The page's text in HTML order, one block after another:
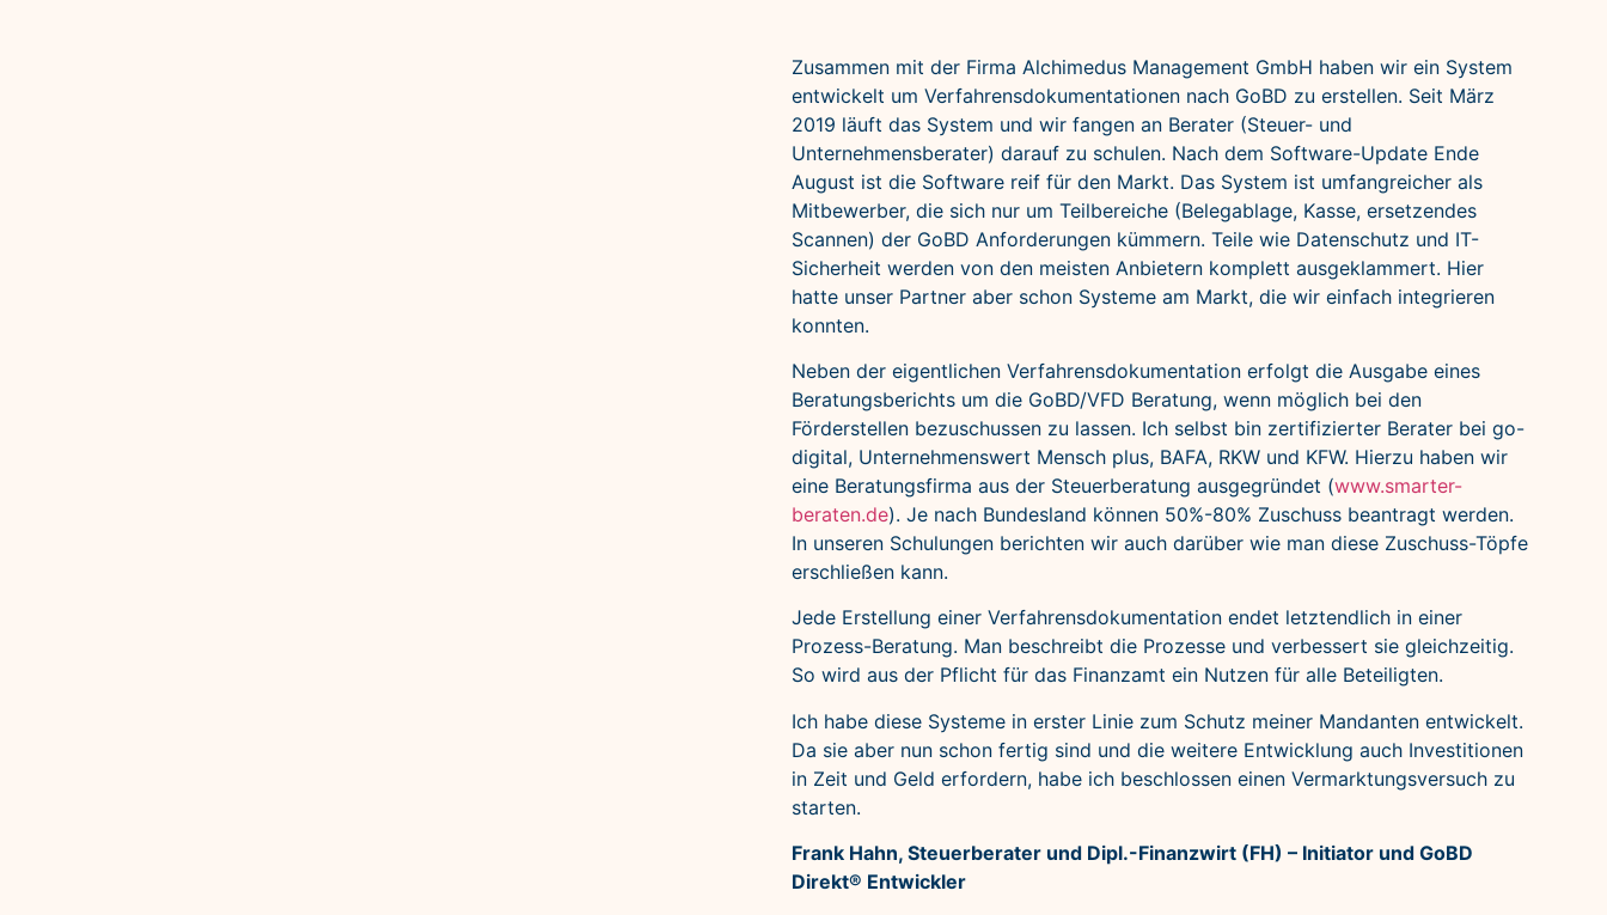
Zusammen mit der Firma Alchimedus Management GmbH haben wir ein System
entwickelt um Verfahrensdokumentationen nach GoBD zu erstellen. Seit März
2019 läuft das System und wir fangen an Berater (Steuer- und
Unternehmensberater) darauf zu schulen. Nach dem Software-Update Ende
August ist die Software reif für den Markt. Das System ist umfangreicher als
Mitbewerber, die sich nur um Teilbereiche (Belegablage, Kasse, ersetzendes
Scannen) der GoBD Anforderungen kümmern. Teile wie Datenschutz und IT-
Sicherheit werden von den meisten Anbietern komplett ausgeklammert. Hier
hatte unser Partner aber schon Systeme am Markt, die wir einfach integrieren
konnten.
Neben der eigentlichen Verfahrensdokumentation erfolgt die Ausgabe eines
Beratungsberichts um die GoBD/VFD Beratung, wenn möglich bei den
Förderstellen bezuschussen zu lassen. Ich selbst bin zertifizierter Berater bei go-
digital, Unternehmenswert Mensch plus, BAFA, RKW und KFW. Hierzu haben wir
eine Beratungsfirma aus der Steuerberatung ausgegründet (www.smarter-
beraten.de). Je nach Bundesland können 50%-80% Zuschuss beantragt werden.
In unseren Schulungen berichten wir auch darüber wie man diese Zuschuss-Töpfe
erschließen kann.
Jede Erstellung einer Verfahrensdokumentation endet letztendlich in einer
Prozess-Beratung. Man beschreibt die Prozesse und verbessert sie gleichzeitig.
So wird aus der Pflicht für das Finanzamt ein Nutzen für alle Beteiligten.
Ich habe diese Systeme in erster Linie zum Schutz meiner Mandanten entwickelt.
Da sie aber nun schon fertig sind und die weitere Entwicklung auch Investitionen
in Zeit und Geld erfordern, habe ich beschlossen einen Vermarktungsversuch zu
starten.
Frank Hahn, Steuerberater und Dipl.-Finanzwirt (FH) – Initiator und GoBD
Direkt® Entwickler